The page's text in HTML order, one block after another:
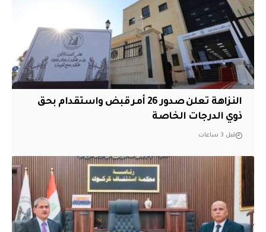
النزاهة تعلن صدور 26 أمر قبض واستقدام بحق
ذوي الدرجات الخاصة
قبل 3 ساعات